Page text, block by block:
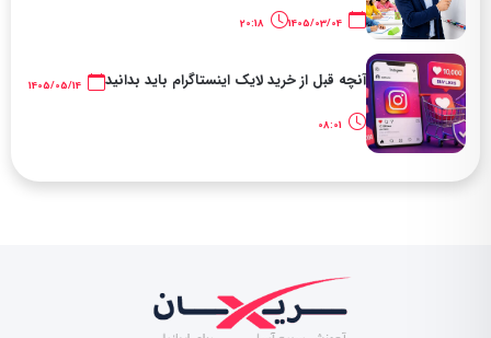
20:18
آنچه قبل از خرید لایک اینستاگرام باید بدانید